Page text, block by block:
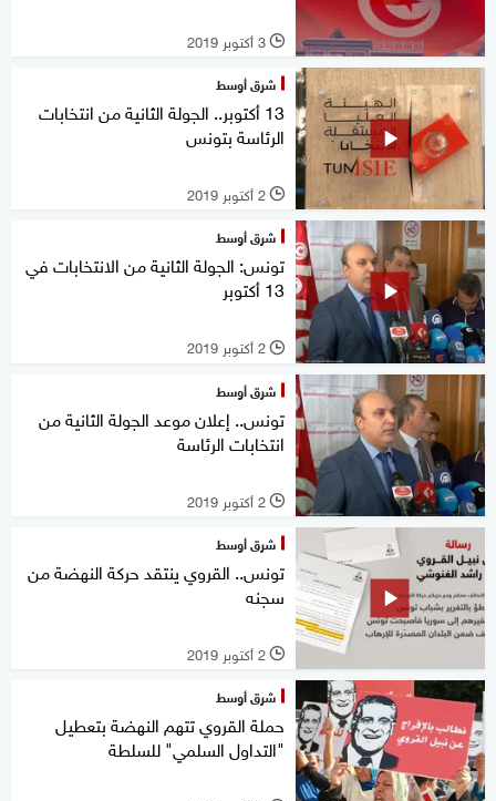
l 3 أكتوبر 2019
شرق أوسط
13 أكتوبر.. الجولة الثانية من انتخابات
الرئاسة بتونس
l 2 أكتوبر 2019
شرق أوسط
تونس: الجولة الثانية من الانتخابات في
13 أكتوبر
l 2 أكتوبر 2019
شرق أوسط
تونس.. إعلان موعد الجولة الثانية من
انتخابات الرئاسة
l 2 أكتوبر 2019
شرق أوسط
تونس.. القروي ينتقد حركة النهضة من
سجنه
l 2 أكتوبر 2019
شرق أوسط
حملة القروي تتهم النهضة بتعطيل
"التداول السلمي" للسلطة